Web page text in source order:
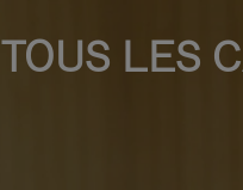
TOUS LES